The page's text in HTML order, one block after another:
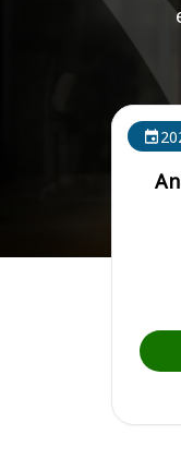
Curso Preparatório para
Cursos